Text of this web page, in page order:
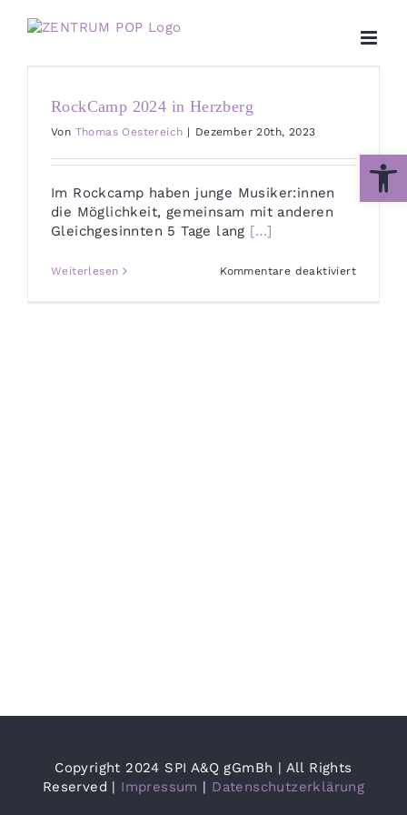
Inhalt
RockCamp 2024 in Herzberg
Von Thomas Oestereich | Dezember 20th, 2023
Im Rockcamp haben junge Musiker:innen
die Möglichkeit, gemeinsam mit anderen
Gleichgesinnten 5 Tage lang […]
Weiterlesen Kommentare deaktiviertfür
Copyright 2024 SPI A&Q gGmBh | All Rights
Reserved | Impressum | Datenschutzerklärung